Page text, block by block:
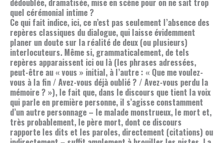
quel cérémonial intime ?
Ce qui fait indice, ici, ce n’est pas seulement l’absence des
repères classiques du dialogue, qui laisse évidemment
planer un doute sur la réalité de deux (ou plusieurs)
interlocuteurs. Même si, grammaticalement, de tels
repères apparaissent ici ou là (les phrases adressées,
peut-être au « vous » initial, à l’autre : « Que me voulez-
vous à la fin / Avez-vous déjà oublié ? / Avez-vous perdu la
mémoire ? »), le fait que, dans le discours que tient la voix
qui parle en première personne, il s’agisse constamment
d’un autre personnage – le malade monstrueux, le mort et,
très probablement, le père mort, dont ce discours
rapporte les dits et les paroles, directement (citations) ou